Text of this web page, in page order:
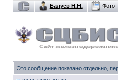
Балуев Н.Н. Фото
Это сообщение показано отдельно,